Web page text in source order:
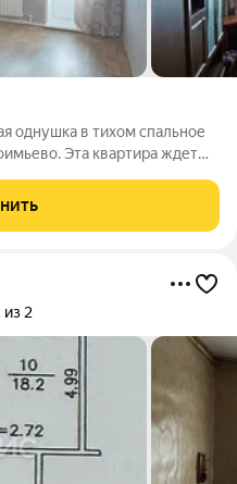
однушка в тихом спальное
Эта квартира ждет
остающейся мебелью и
из 2